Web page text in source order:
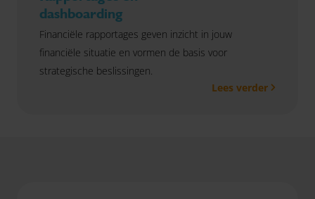
dashboarding
Financiële rapportages geven inzicht in jouw
financiële situatie en vormen de basis voor
strategische beslissingen.
Lees verder